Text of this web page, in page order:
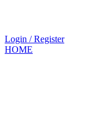
Login / Register
HOME